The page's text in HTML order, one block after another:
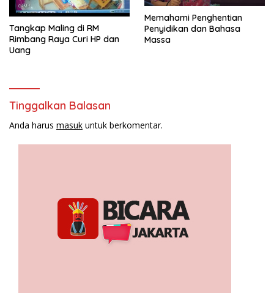
Tangkap Maling di RM
Rimbang Raya Curi HP dan
Uang
Memahami Penghentian
Penyidikan dan Bahasa
Massa
Tinggalkan Balasan
Anda harus masuk untuk berkomentar.